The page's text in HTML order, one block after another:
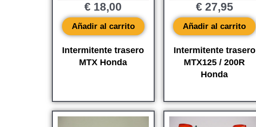
Intermitente trasero
MTX Honda
€ 18,00
Añadir al carrito
Intermitente trasero
MTX125 / 200R
Honda
€27,95
Añadir al carrito